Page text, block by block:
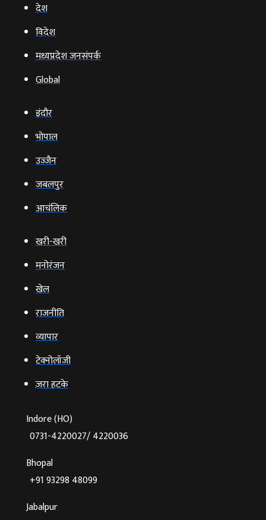
देश
विदेश
मध्यप्रदेश जनसंपर्क
Global
इंदौर
भोपाल
उज्‍जैन
जबलपुर
आचंलिक
खरी-खरी
मनोरंजन
खेल
राजनीति
व्‍यापार
टेक्‍नोलॉजी
ज़रा हटके
Indore (HO)
0731-4220027/ 4220036
Bhopal
+91 93298 48099
Jabalpur